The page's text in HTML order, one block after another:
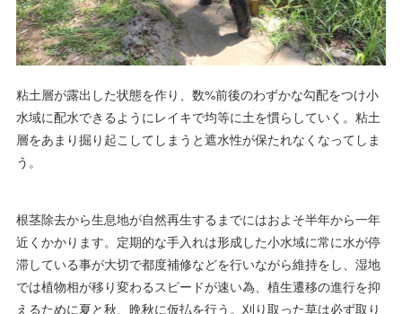
粘土層が露出した状態を作り、数%前後のわずかな勾配をつけ小
水域に配水できるようにレイキで均等に土を慣らしていく。粘土
層をあまり掘り起こしてしまうと遮水性が保たれなくなってしま
う。
根茎除去から生息地が自然再生するまでにはおよそ半年から一年
近くかかります。定期的な手入れは形成した小水域に常に水が停
滞している事が大切で都度補修などを行いながら維持をし、湿地
では植物相が移り変わるスピードが速い為、植生遷移の進行を抑
えるために夏と秋、晩秋に仮払を行う。刈り取った草は必ず取り